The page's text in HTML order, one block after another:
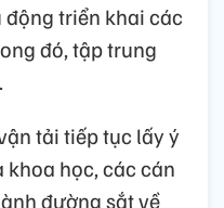
triển khai các
đó, tập trung
tải tiếp tục lấy ý
khoa học, các cán
đường sắt về